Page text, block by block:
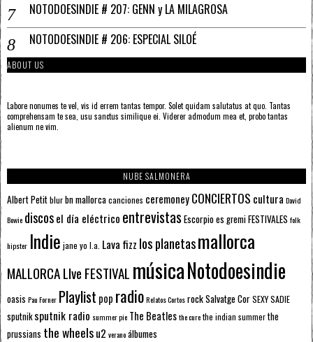
NOTODOESINDIE # 207: GENN y LA MILAGROSA
NOTODOESINDIE # 206: ESPECIAL SILOÉ
ABOUT US
Labore nonumes te vel, vis id errem tantas tempor. Solet quidam salutatus at quo. Tantas
comprehensam te sea, usu sanctus similique ei. Viderer admodum mea et, probo tantas
alienum ne vim.
NUBE SALMONERA
Albert Petitblurbn mallorcacanciones ceremoneyCONCIERTOS cultura David
Bowie discosel día eléctrico entrevistas Escorpioes gremiFESTIVALES folk
hipster Indie jane yo l.a. Lava fizz los planetasmallorca
MALLORCA LIve FESTIVAL músicaNotodoesindie
oasis Pau Forner Playlist pop radioRelatos CortosrockSalvatge CorSEXY SADIE
sputnik sputnik radio summer pie The Beatlesthe curethe indian summerthe
prussians the wheelsu2 veranoálbumes